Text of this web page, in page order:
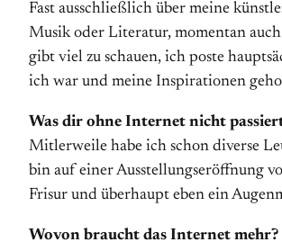
Fast ausschließlich über meine
Musik oder Literatur, momentan
gibt viel zu schauen, ich poste
ich war und meine Inspirationen
Was dir ohne Internet nicht
Mitlerweile habe ich schon diverse
bin auf einer Ausstellungseröffnung
Frisur und überhaupt eben ein
Wovon braucht das Internet mehr?